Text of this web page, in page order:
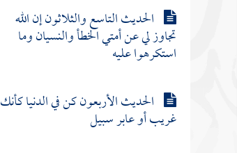
الحديث التاسع والثلاثون إن الله
تجاوز لي عن أمتي الخطأ والنسيان وما
استكرهوا عليه
الحديث الأربعون كن في الدنيا كأنك
غريب أو عابر سبيل